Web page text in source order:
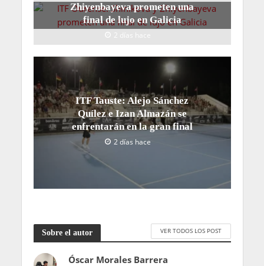
Zhiyenbayeva prometen una
final de lujo en Galicia
2 días hace
ITF Tauste: Alejo Sánchez
Quílez e Izan Almazán se
enfrentarán en la gran final
2 días hace
Sobre el autor VER TODOS LOS POST
Óscar Morales Barrera